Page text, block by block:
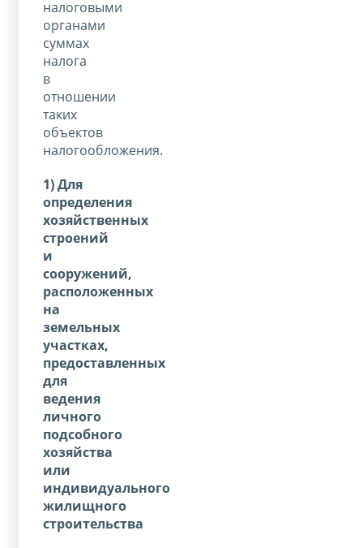
налоговыми
органами
суммах
налога
в
отношении
таких
объектов
налогообложения.
1) Для
определения
хозяйственных
строений
и
сооружений,
расположенных
на
земельных
участках,
предоставленных
для
ведения
личного
подсобного
хозяйства
или
индивидуального
жилищного
строительства